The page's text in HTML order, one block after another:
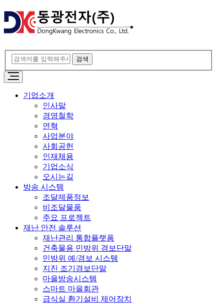
기업소개
인사말
경영철학
연혁
사업분야
사회공헌
인재채용
기업소식
오시는길
방송 시스템
조달제품정보
비조달물품
주요 프로젝트
재난 안전 솔루션
재난관리 통합플랫폼
건축물용 민방위 경보단말
민방위 예/경보 시스템
지진 조기경보단말
마을방송시스템
스마트 마을회관
급식실 환기설비 제어장치